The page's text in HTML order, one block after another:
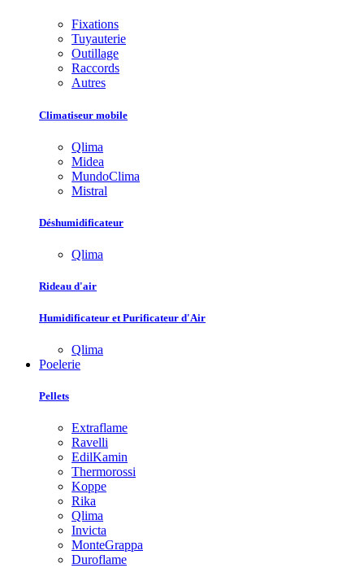
Fixations
Tuyauterie
Outillage
Raccords
Autres
Climatiseur mobile
Qlima
Midea
MundoClima
Mistral
Déshumidificateur
Qlima
Rideau d'air
Humidificateur et Purificateur d'Air
Qlima
Poelerie
Pellets
Extraflame
Ravelli
EdilKamin
Thermorossi
Koppe
Rika
Qlima
Invicta
MonteGrappa
Duroflame